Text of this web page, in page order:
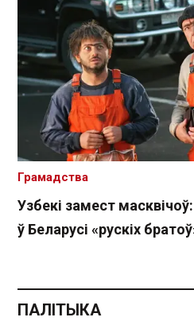
Узбекі замест
ў Беларусі «рускіх
Грамадства
ПАЛІТЫКА